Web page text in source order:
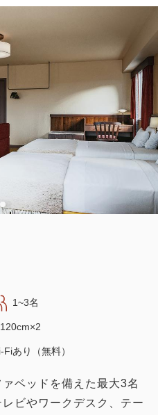
1~3名
Fiあり（無料）
ベッドを備えた最大3名
ビやワークデスク、テー